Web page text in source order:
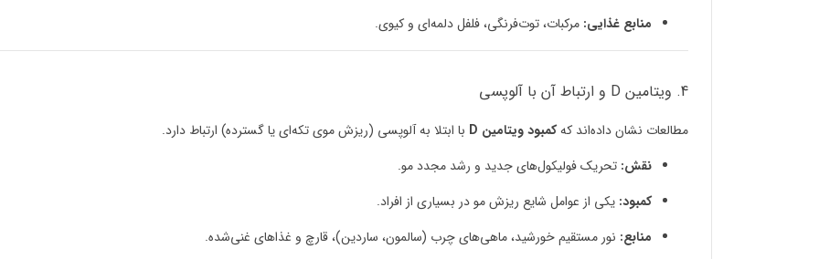
منابع غذایی: مرکبات، توت‌فرنگی، فلفل دلمه‌ای و کیوی.
4. ویتامین D و ارتباط آن با آلوپسی
مطالعات نشان داده‌اند کهکمبود ویتامین D
با ابتلا به آلوپسی (ریزش موی تکه‌ای یا گسترده) ارتباط دارد.
نقش: تحریک فولیکول‌های جدید و رشد مجدد مو.
کمبود: یکی از عوامل شایع ریزش مو در بسیاری از افراد.
منابع: نور مستقیم خورشید، ماهی‌های چرب (سالمون، ساردین)، قارچ و غذاهای غنی‌شده.